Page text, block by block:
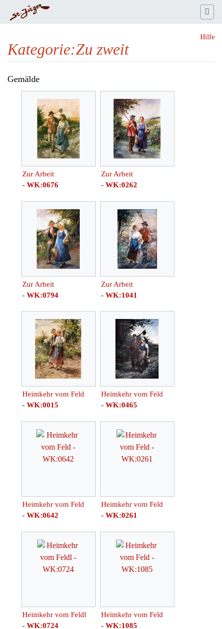
Hilfe
Kategorie:Zu zweit
Wechseln zu:
Gemälde
Zur Arbeit
- WK:0676
Zur Arbeit
- WK:0262
Zur Arbeit
- WK:0794
Zur Arbeit
- WK:1041
Heimkehr vom Feld
- WK:0015
Heimkehr vom Feld
- WK:0465
Heimkehr vom Feld
- WK:0642
Heimkehr vom Feld
- WK:0261
Heimkehr vom Feldl
- WK:0724
Heimkehr vom Feld
- WK:1085